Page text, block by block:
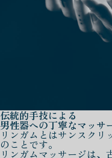
伝統的手技による
男性器への丁寧なマッサ
リンガムとはサンスクリ
のことです。
リンガムマッサージは